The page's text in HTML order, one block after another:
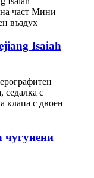
Isaiah
чугунени